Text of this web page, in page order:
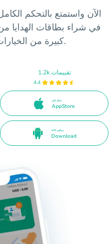
في شراء بطاقات الهدايا
كبيرة من الخيارات لتناسب احتياجاتك.
1.2k تقييمات
4.4
متاح على
AppStore
APK مباشر
Download